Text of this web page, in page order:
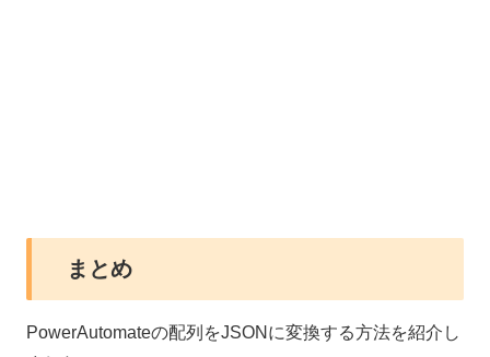
まとめ
PowerAutomateの配列をJSONに変換する方法を紹介し